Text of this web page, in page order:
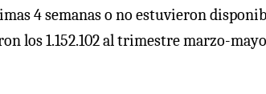
4 semanas o no estuvieron
los 1.152.102 al trimestre marzo-mayo